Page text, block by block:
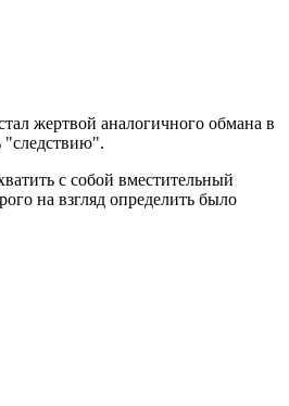
жертвой аналогичного обмана в
"следствию".
с собой вместительный
на взгляд определить было